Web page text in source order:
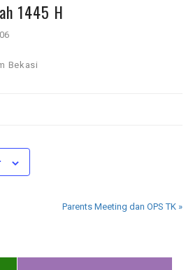
1445 H
Bekasi
Parents Meeting dan OPS TK »